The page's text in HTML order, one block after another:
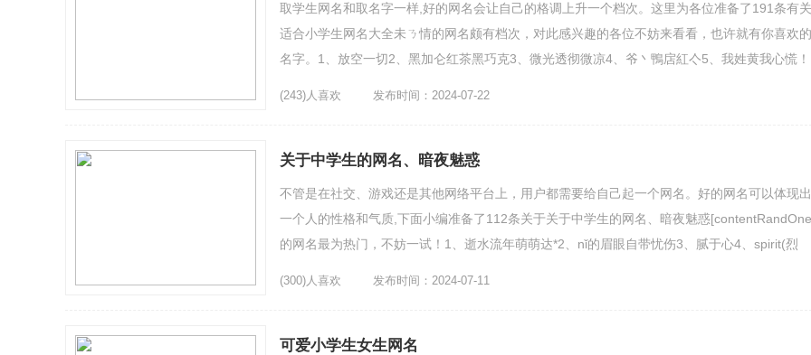
取学生网名和取名字一样,好的网名会让自己的格调上升一个档次。这里为各位准备了191条有关
适合小学生网名大全未ㄋ情的网名颇有档次，对此感兴趣的各位不妨来看看，也许就有你喜欢的
名字。1、放空一切2、黑加仑红茶黑巧克3、微光透彻微凉4、爷丶鴨扂紅亽5、我姓黄我心慌！
(243)人喜欢 发布时间：2024-07-22
关于中学生的网名、暗夜魅惑
不管是在社交、游戏还是其他网络平台上，用户都需要给自己起一个网名。好的网名可以体现出
一个人的性格和气质,下面小编准备了112条关于关于中学生的网名、暗夜魅惑
的网名最为热门，不妨一试！1、逝水流年萌萌达*2、nǐ的眉眼自带忧伤3、腻于心4、spirit(烈
(300)人喜欢 发布时间：2024-07-11
可爱小学生女生网名